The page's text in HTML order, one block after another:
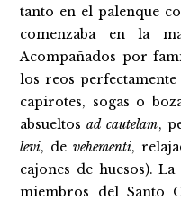
tanto en el palenque
comenzaba en la
Acompañados por
los reos
capirotes, sogas o
absueltosad cautelam,
levi, devehementi,
cajones de huesos).
miembros del Santo